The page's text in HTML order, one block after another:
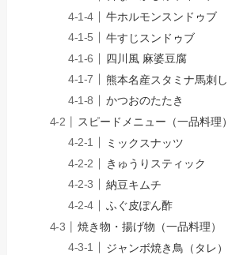
牛ホルモンスンドゥブ
牛すじスンドゥブ
四川風 麻婆豆腐
熊本名産スタミナ馬刺し
かつおのたたき
スピードメニュー（一品料理）
ミックスナッツ
きゅうりスティック
納豆キムチ
ふぐ皮ぽん酢
焼き物・揚げ物（一品料理）
ジャンボ焼き鳥（タレ）